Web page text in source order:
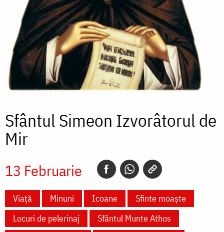
Sfântul Simeon Izvorâtorul de
Mir
13 Februarie
Viață Minuni Icoane
Sfinte moaște
Locuri de pelerinaj
Sfântul Munte Athos